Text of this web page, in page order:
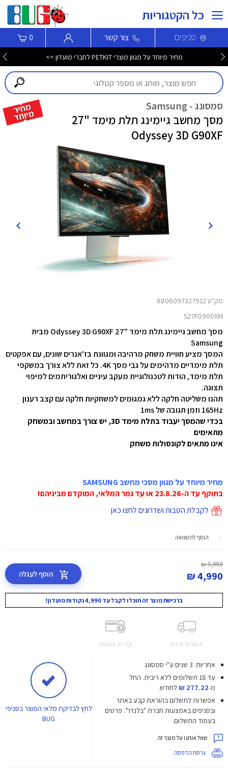
כל הקטגוריות
סניפים צור קשר 0
מחיר מיוחד על מגוון מוצרי PETKIT לחברי מועדון >>
סמסונג - Samsung
מסך מחשב גיימינג תלת מימד "27
Odyssey 3D G90XF
מק"ט 8806097327912
S27FG900XM
מסך מחשב גיימינג תלת מימד "27 Odyssey 3D G90XF מבית
Samsung
המסך מציע חוויית משחק מרהיבה ומגוונת בז'אנרים שונים, עם אפקטים
תלת מימדיים מדהימים על גבי מסך 4K. כל זאת ללא צורך במשקפי
תלת מימד, הודות לטכנולוגיית מעקב עיניים ואלגוריתמים למיפוי
תצוגה.
תהנו משליטה חלקה ללא גמגומים למשחקיות חלקה עם קצב רענון
165Hz וזמן תגובה של 1ms
בכדי שהמסך יעבוד בתלת מימד 3D, יש צורך במחשב ובמשחק
מתאימים
אינו מתאים לקונסולות משחק
מחיר מיוחד על מגוון מסכי מחשב SAMSUNG
בתוקף עד ה-23.8.26 או עד גמר המלאי, המוקדם מביניהם!
לקבלת הטבות ושדרוגים לחצו כאן
הוסף להשוואה
5,990 ₪
4,990 ₪ הוסף לעגלה
ברכישת מוצר זה תוכלו לקבל עד 4,990 נקודות מועדון!
משלוח חינם קנייה בטוחה
אחריות: 3 שנים ע"י סמסונג
עד 18 תשלומים ללא ריבית.
החל
מ-277.22 ₪
לחודש.
אפשרות לתשלום בהוראת קבע באתר
ובסניפים באמצעות חברת "בלנדר". פרטים
בעמוד התשלום.
שאל אותנו על מוצר זה
גרסת הדפסה
לחץלבדיקת מלאי המוצר בסניפי
BUG